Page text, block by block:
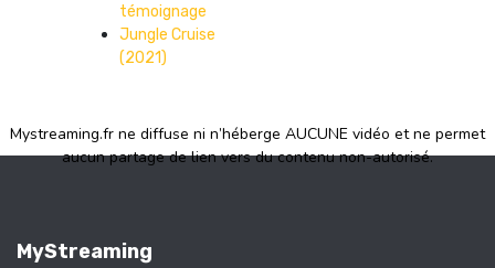
témoignage
Jungle Cruise
(2021)
Mystreaming.fr ne diffuse ni n’héberge AUCUNE vidéo et ne permet
aucun partage de lien vers du contenu non-autorisé.
MyStreaming